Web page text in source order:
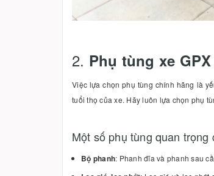
2. Phụ tùng xe
Việc lựa chọn phụ tùng chính hãng là
tuổi thọ của xe. Hãy luôn lựa chọn phụ
Một số phụ tùng quan trọng
Bộ phanh: Phanh đĩa và phanh sau